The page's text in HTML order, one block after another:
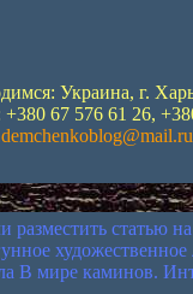
Украина, г.
+380 67 576 61 26,
demchenkoblog@mail.ru
разместить статью
художественное
В мире каминов.